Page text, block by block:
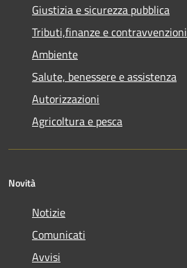
Giustizia e sicurezza pubblica
Tributi,finanze e contravvenzioni
Ambiente
Salute, benessere e assistenza
Autorizzazioni
Agricoltura e pesca
Novità
Notizie
Comunicati
Avvisi